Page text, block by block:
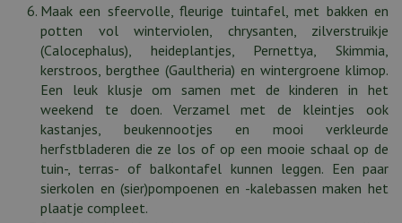
Maak een sfeervolle, fleurige tuintafel, met bakken en
potten vol winterviolen, chrysanten, zilverstruikje
(Calocephalus), heideplantjes, Pernettya, Skimmia,
kerstroos, bergthee (Gaultheria) en wintergroene klimop.
Een leuk klusje om samen met de kinderen in het
weekend te doen. Verzamel met de kleintjes ook
kastanjes, beukennootjes en mooi verkleurde
herfstbladeren die ze los of op een mooie schaal op de
tuin-, terras- of balkontafel kunnen leggen. Een paar
sierkolen en (sier)pompoenen en -kalebassen maken het
plaatje compleet.